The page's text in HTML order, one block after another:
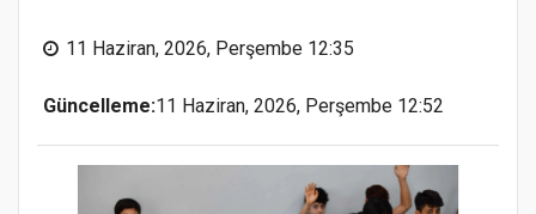
11 Haziran, 2026, Perşembe 12:35
Güncelleme:11 Haziran, 2026, Perşembe 12:52